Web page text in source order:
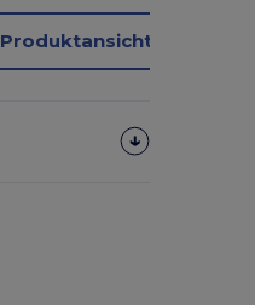
Produktansicht